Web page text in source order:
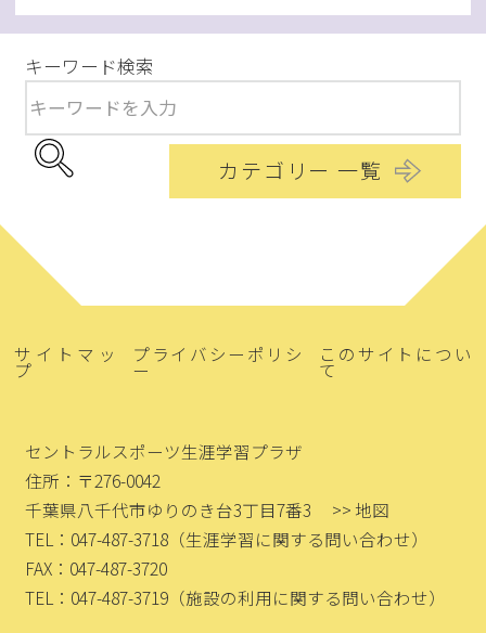
キーワード検索
カテゴリー 一覧
サイトマッ
プ
プライバシーポリシ
ー
このサイトについ
て
セントラルスポーツ生涯学習プラザ
住所：〒276-0042
千葉県八千代市ゆりのき台3丁目7番3
>> 地図
TEL：047-487-3718 （生涯学習に関する問い合わせ）
FAX：047-487-3720
TEL：047-487-3719 （施設の利用に関する問い合わせ）